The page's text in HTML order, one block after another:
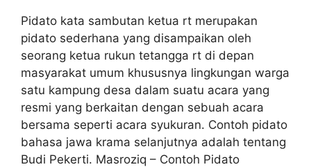
Pidato kata sambutan ketua rt merupakan
pidato sederhana yang disampaikan oleh
seorang ketua rukun tetangga rt di depan
masyarakat umum khususnya lingkungan warga
satu kampung desa dalam suatu acara yang
resmi yang berkaitan dengan sebuah acara
bersama seperti acara syukuran. Contoh pidato
bahasa jawa krama selanjutnya adalah tentang
Budi Pekerti. Masroziq – Contoh Pidato